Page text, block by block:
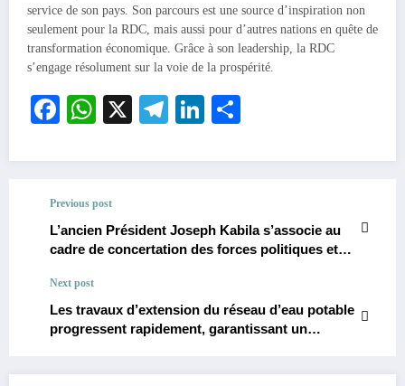
service de son pays. Son parcours est une source d’inspiration non
seulement pour la RDC, mais aussi pour d’autres nations en quête de
transformation économique. Grâce à son leadership, la RDC
s’engage résolument sur la voie de la prospérité.
Facebook
WhatsApp
X Telegram
LinkedIn
Previous post
L’ancien Président Joseph Kabila s’associe au
cadre de concertation des forces politiques et
Kikuni pour sopposer à Felix Tshisekedi et à son
projet de modification de la constitution.
Next post
Les travaux d’extension du réseau d’eau potable
progressent rapidement, garantissant un